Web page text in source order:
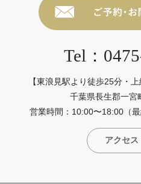
Tel：
【東浪見駅より徒歩25分・
千葉県長生郡一宮
営業時間：10:00〜18:00（
アクセス